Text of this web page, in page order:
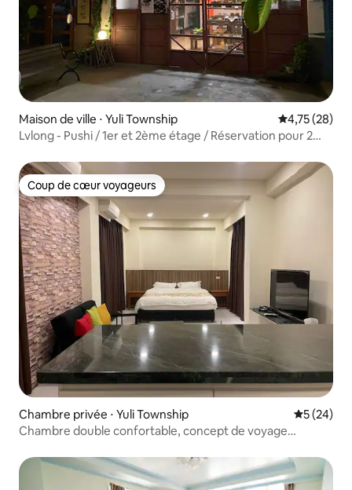
Maison de ville ⋅ Yuli Township Évaluation
4,75 (28)
Lvlong - Pushi / 1er et 2ème étage / Réservation pour 2
Coup de cœur voyageurs
Coup de cœur voyageurs
Chambre privée ⋅ Yuli Township
5 (24)
Chambre double confortable, concept de voyage